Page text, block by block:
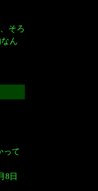
そろ
ん
って
8日